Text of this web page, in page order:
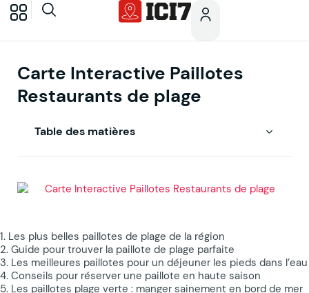
Carte Interactive Paillotes
Restaurants de plage
Table des matières
1. Les plus belles paillotes de plage de la région
2. Guide pour trouver la paillote de plage parfaite
3. Les meilleures paillotes pour un déjeuner les pieds dans l’eau
4. Conseils pour réserver une paillote en haute saison
5. Les paillotes plage verte : manger sainement en bord de mer